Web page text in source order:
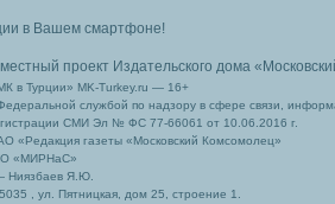
в Вашем смартфоне!
проект Издательского дома
в Турции» MK-Turkey.ru — 16+
службой по надзору в сфере связи,
СМИ Эл № ФС 77-66061 от 10.06.2016 г.
«Редакция газеты «Московский Комсомолец»
«МИРНаС»
Ниязбаев Я.Ю.
, ул. Пятницкая, дом 25, строение 1.